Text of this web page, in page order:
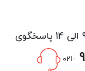
شنبه تا چهارشنبه از 9 الی 17 و پنج شنبه از 9 الی 14 پاسخگوی
-021